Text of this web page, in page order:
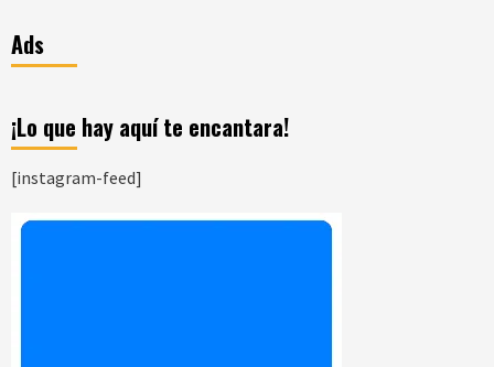
Ads
¡Lo que hay aquí te encantara!
[instagram-feed]